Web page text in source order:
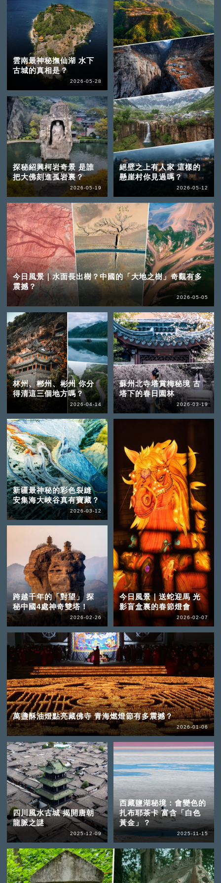
雲南最神秘撫仙湖 水下
古城的真相是？
2026-05-28
探秘紹興柯岩奇景 是誰
把大佛刻進孤岩裏？
2026-05-19
絕壁之上有人家 這樣的
懸崖村你見過嗎？
2026-05-12
今日風景｜水面長出樹？中國的「大地之樹」奇觀有多
震撼？
2026-05-05
林州、郴州、彬州 你分
得清這三個地方嗎？
2026-04-14
蘇州北寺塔賞梅秘境 古
塔下的春日園林
2026-03-19
新疆最神秘的彩色裂縫
安集海大峽谷真有寶藏？
2026-03-12
跨越千年的「對望」 探
秘中國4處神奇雙塔！
2026-02-26
今日風景｜送蛇迎馬 光
影盲盒裏的春節燈會
2026-02-07
萬盞酥油燈點亮藏佛寺 青海燃燈節有多震撼？
2026-01-06
四川風水古城 揭開唐朝
龍脈之謎
2025-12-09
西藏鹽湖秘境：會變色的
扎布耶茶卡 富含「白色
黃金」？
2025-11-15